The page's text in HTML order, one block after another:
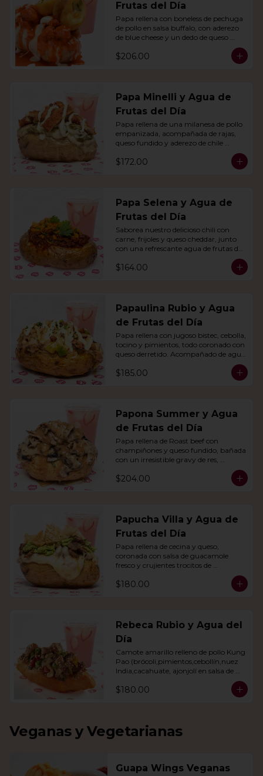
Frutas del Día
Papa rellena con boneless de pechuga
de pollo en salsa buffalo, con aderezo
de blue cheese y un dedo de queso
relleno de jalapeño. Con agua del día.
$206.00
Papa Minelli y Agua de
Frutas del Día
Papa rellena de una milanesa de pollo
empanizada, acompañada de rajas,
queso fundido y aderezo de chile
día.
$172.00
Papa Selena y Agua de
Frutas del Día
Saborea nuestro delicioso chili con
carne, frijoles y queso cheddar, junto
con una refrescante agua de frutas del
$164.00
Papaulina Rubio y Agua
de Frutas del Día
Papa rellena con jugoso bistec, cebolla,
tocino y pimientos, todo coronado con
queso derretido. Acompañado de agua
$185.00
Papona Summer y Agua
de Frutas del Día
Papa rellena de Roast beef con
champiñones y queso fundido, bañada
con un irresistible gravy de res,
$204.00
Papucha Villa y Agua de
Frutas del Día
Papa rellena de cecina y queso,
coronada con salsa de guacamole
fresco y crujientes trocitos de
agua del día.
$180.00
Rebeca Rubio y Agua del
Día
Camote amarillo relleno de pollo Kung
Pao (brócoli,pimientos,cebollín,nuez
India,cacahuate, ajonjolí en salsa de
$180.00
Veganas y Vegetarianas
Guapa Wings Veganas